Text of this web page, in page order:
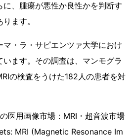
、腫瘍が悪性か良性かを判断す
ます。
マ・ラ・サピエンツァ大学におけ
ます。その調査は、マンモグラ
の検査をうけた182人の患者を対
医用画像市場：MRI・超音波市場
MRI (Magnetic Resonance Im